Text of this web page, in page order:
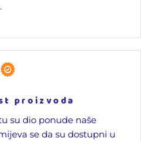
proizvoda
su dio ponude naše
se da su dostupni u